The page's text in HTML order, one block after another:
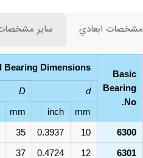
مشخصات ابعادي ساير
Basic
Bearing
No.
Bearing Dimensions
d
D
mm
inch
mm
6300
10
0.3937
35
6301
12
0.4724
37